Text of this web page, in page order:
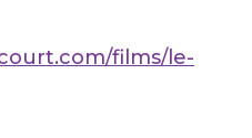
films/le-